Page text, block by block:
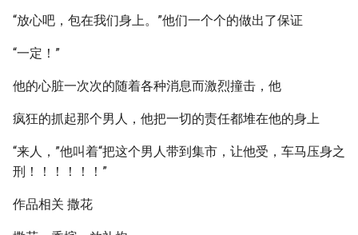
“放心吧，包在我们身上。”他们一个个的做出了保证
“一定！”
他的心脏一次次的随着各种消息而激烈撞击，他
疯狂的抓起那个男人，他把一切的责任都堆在他的身上
“来人，”他叫着“把这个男人带到集市，让他受，车马压身之
刑！！！！！！”
作品相关 撒花